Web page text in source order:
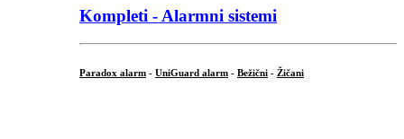
Kompleti - Alarmni sistemi
Paradox alarm - UniGuard alarm - Bežični - Žičani